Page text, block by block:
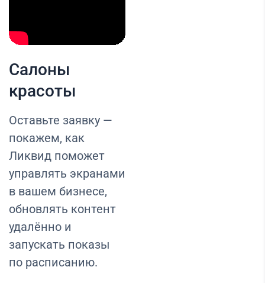
Салоны
красоты
Оставьте заявку —
покажем, как
Ликвид поможет
управлять экранами
в вашем бизнесе,
обновлять контент
удалённо и
запускать показы
по расписанию.